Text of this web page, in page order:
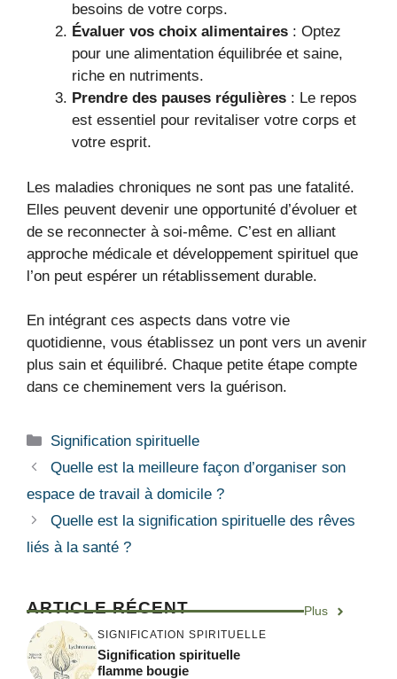
besoins de votre corps.
Évaluer vos choix alimentaires : Optez
pour une alimentation équilibrée et saine,
riche en nutriments.
Prendre des pauses régulières : Le repos
est essentiel pour revitaliser votre corps et
votre esprit.
Les maladies chroniques ne sont pas une fatalité.
Elles peuvent devenir une opportunité d’évoluer et
de se reconnecter à soi-même. C’est en alliant
approche médicale et développement spirituel que
l’on peut espérer un rétablissement durable.
En intégrant ces aspects dans votre vie
quotidienne, vous établissez un pont vers un avenir
plus sain et équilibré. Chaque petite étape compte
dans ce cheminement vers la guérison.
Catégories
Signification spirituelle
Quelle est la meilleure façon d’organiser son
espace de travail à domicile ?
Quelle est la signification spirituelle des rêves
liés à la santé ?
ARTICLE RÉCENT Plus
SIGNIFICATION SPIRITUELLE
Signification spirituelle
flamme bougie